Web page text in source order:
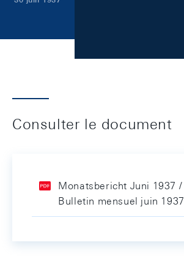
Consulter le document
Monatsbericht Juni 1937 /
Bulletin mensuel juin 1937